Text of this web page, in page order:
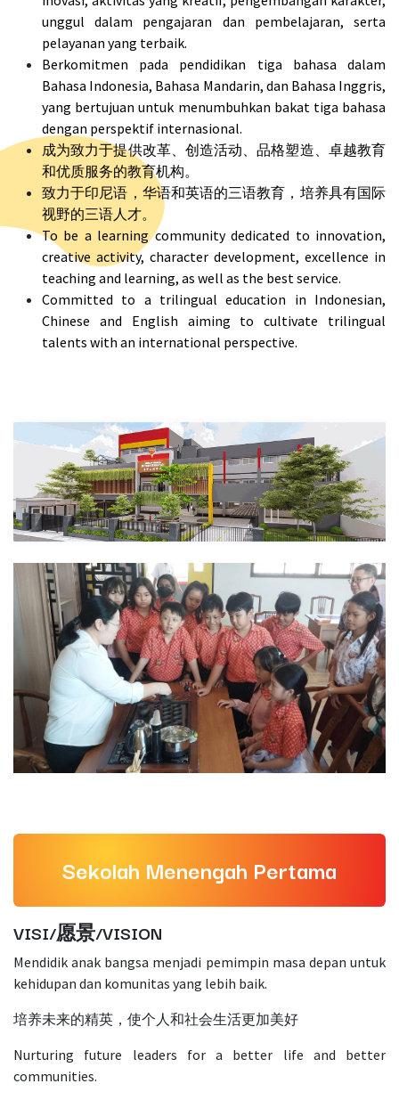
unggul dalam pengajaran dan pembelajaran, serta
pelayanan yang terbaik.
Berkomitmen pada pendidikan tiga bahasa dalam
Bahasa Indonesia, Bahasa Mandarin, dan Bahasa Inggris,
yang bertujuan untuk menumbuhkan bakat tiga bahasa
dengan perspektif internasional.
成为致力于提供改革、创造活动、品格塑造、卓越教育
和优质服务的教育机构。
致力于印尼语，华语和英语的三语教育，培养具有国际
视野的三语人才。
To be a learning community dedicated to innovation,
creative activity, character development, excellence in
teaching and learning, as well as the best service.
Committed to a trilingual education in Indonesian,
Chinese and English aiming to cultivate trilingual
talents with an international perspective.
Sekolah Menengah Pertama
VISI/愿景/VISION
Mendidik anak bangsa menjadi pemimpin masa depan untuk
kehidupan dan komunitas yang lebih baik.
培养未来的精英，使个人和社会生活更加美好
Nurturing future leaders for a better life and better
communities.